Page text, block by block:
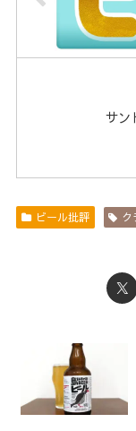
サン
ビール批評